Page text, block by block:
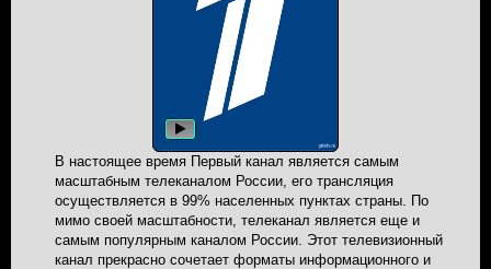
В настоящее время Первый канал является самым
масштабным телеканалом России, его трансляция
осуществляется в 99% населенных пунктах страны. По
мимо своей масштабности, телеканал является еще и
самым популярным каналом России. Этот телевизионный
канал прекрасно сочетает форматы информационного и